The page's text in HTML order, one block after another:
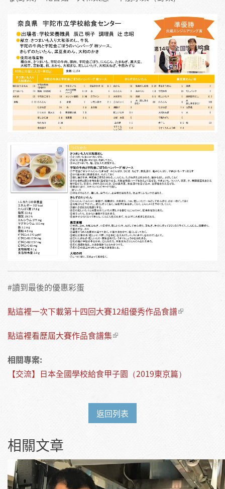
#讀到最後的優惠彩蛋
點這裡一次下載第十四回大賽12組優秀作品食譜
點這裡看歷屆大賽作品食譜集
相關專案:
【交流】日本全國學校給食甲子園（2019東京篇）
返回列表
相關文章